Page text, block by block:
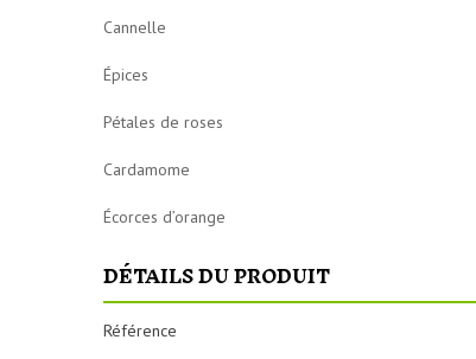
Cannelle
Épices
Pétales de roses
Cardamome
Écorces d’orange
DÉTAILS DU PRODUIT
Référence